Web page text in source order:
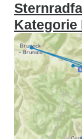
Kategorie